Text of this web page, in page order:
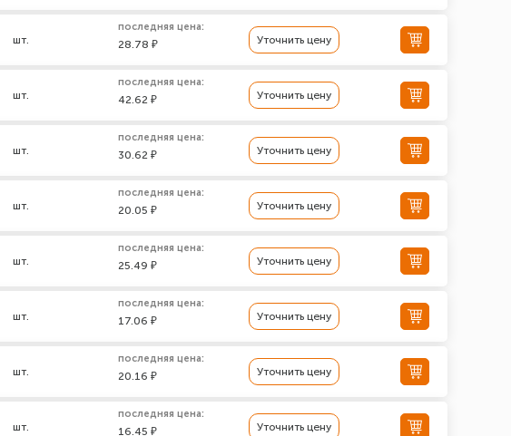
шт.
последняя цена:
28.78 ₽ Уточнить цену
шт.
последняя цена:
42.62 ₽ Уточнить цену
шт.
последняя цена:
30.62 ₽ Уточнить цену
шт.
последняя цена:
20.05 ₽ Уточнить цену
шт.
последняя цена:
25.49 ₽ Уточнить цену
шт.
последняя цена:
17.06 ₽ Уточнить цену
шт.
последняя цена:
20.16 ₽ Уточнить цену
шт.
последняя цена:
16.45 ₽ Уточнить цену